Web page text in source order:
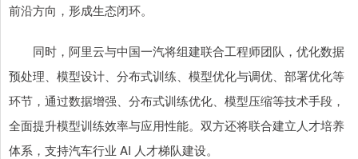
前沿方向，形成生态闭环。
同时，阿里云与中国一汽将组建联合工程师团队，优化数据
预处理、模型设计、分布式训练、模型优化与调优、部署优化等
环节，通过数据增强、分布式训练优化、模型压缩等技术手段，
全面提升模型训练效率与应用性能。双方还将联合建立人才培养
体系，支持汽车行业 AI 人才梯队建设。